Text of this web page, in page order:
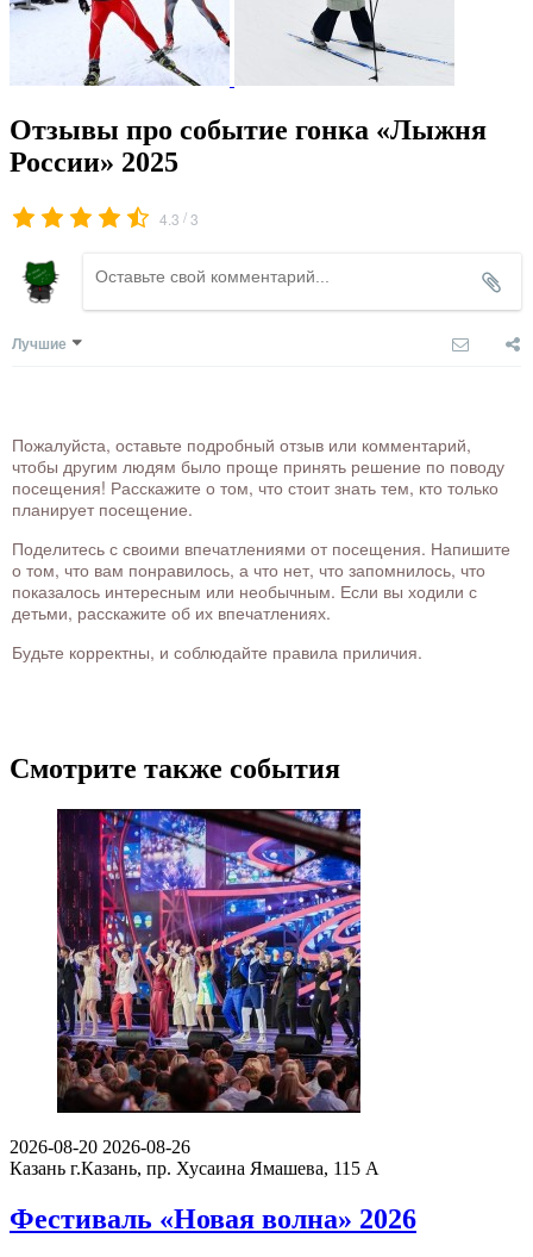
Отзывы про событие гонка «Лыжня
России» 2025
4.3 /3
Лучшие
Пожалуйста, оставьте подробный отзыв или комментарий,
чтобы другим людям было проще принять решение по поводу
посещения! Расскажите о том, что стоит знать тем, кто только
планирует посещение.
Поделитесь с своими впечатлениями от посещения. Напишите
о том, что вам понравилось, а что нет, что запомнилось, что
показалось интересным или необычным. Если вы ходили с
детьми, расскажите об их впечатлениях.
Будьте корректны, и соблюдайте правила приличия.
Смотрите также события
2026-08-20 2026-08-26
Казань г.Казань, пр. Хусаина Ямашева, 115 A
Фестиваль «Новая волна» 2026